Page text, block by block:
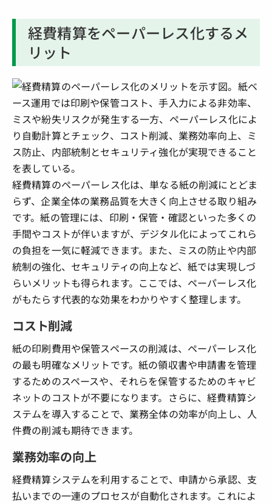
経費精算をペーパーレス化するメ
リット
経費精算のペーパーレス化は、単なる紙の削減にとどま
らず、企業全体の業務品質を大きく向上させる取り組み
です。紙の管理には、印刷・保管・確認といった多くの
手間やコストが伴いますが、デジタル化によってこれら
の負担を一気に軽減できます。また、ミスの防止や内部
統制の強化、セキュリティの向上など、紙では実現しづ
らいメリットも得られます。ここでは、ペーパーレス化
がもたらす代表的な効果をわかりやすく整理します。
コスト削減
紙の印刷費用や保管スペースの削減は、ペーパーレス化
の最も明確なメリットです。紙の領収書や申請書を管理
するためのスペースや、それらを保管するためのキャビ
ネットのコストが不要になります。さらに、経費精算シ
ステムを導入することで、業務全体の効率が向上し、人
件費の削減も期待できます。
業務効率の向上
経費精算システムを利用することで、申請から承認、支
払いまでの一連のプロセスが自動化されます。これによ